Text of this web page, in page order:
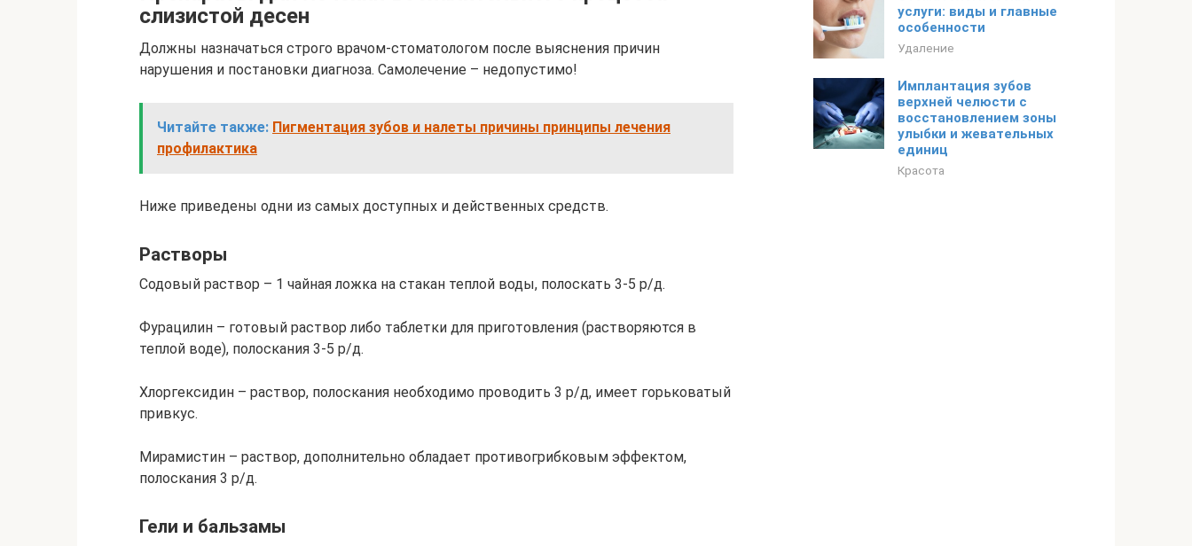
слизистой десен
Должны назначаться строго врачом-стоматологом после выяснения причин
нарушения и постановки диагноза. Самолечение – недопустимо!
Читайте также: Пигментация зубов и налеты причины принципы лечения
профилактика
Ниже приведены одни из самых доступных и действенных средств.
Растворы
Содовый раствор – 1 чайная ложка на стакан теплой воды, полоскать 3-5 р/д.
Фурацилин – готовый раствор либо таблетки для приготовления (растворяются в
теплой воде), полоскания 3-5 р/д.
Хлоргексидин – раствор, полоскания необходимо проводить 3 р/д, имеет горьковатый
привкус.
Мирамистин – раствор, дополнительно обладает противогрибковым эффектом,
полоскания 3 р/д.
Гели и бальзамы
услуги: виды и главные
особенности
Удаление
Имплантация зубов
верхней челюсти с
восстановлением зоны
улыбки и жевательных
единиц
Красота